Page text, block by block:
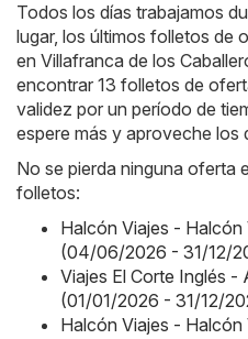
Todos los días trabajamos
lugar, los últimos folletos de
en Villafranca de los
encontrar 13 folletos de
validez por un período de
espere más y aproveche los
No se pierda ninguna oferta
folletos:
Halcón Viajes -
(04/06/2026 - 31/12/
Viajes El Corte Inglés -
(01/01/2026 - 31/12/
Halcón Viajes -